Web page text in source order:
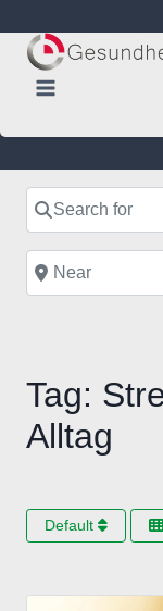
content
Search for
Near
Tag:
Alltag
Default